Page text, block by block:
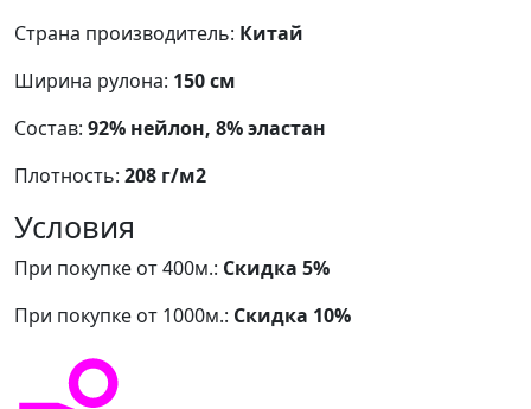
Страна производитель: Китай
Ширина рулона: 150 см
Состав: 92% нейлон, 8% эластан
Плотность: 208 г/м2
Условия
При покупке от 400м.: Скидка 5%
При покупке от 1000м.: Скидка 10%